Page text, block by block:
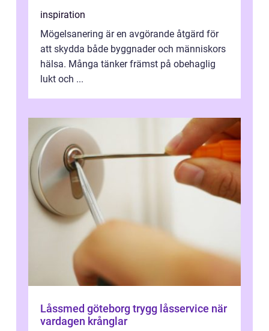
inspiration
Mögelsanering är en avgörande åtgärd för
att skydda både byggnader och människors
hälsa. Många tänker främst på obehaglig
lukt och ...
Låssmed göteborg trygg låsservice när
vardagen krånglar